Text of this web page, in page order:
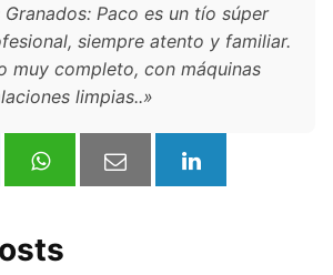
Granados: Paco es un tío súper
siempre atento y familiar.
muy completo, con máquinas
limpias..»